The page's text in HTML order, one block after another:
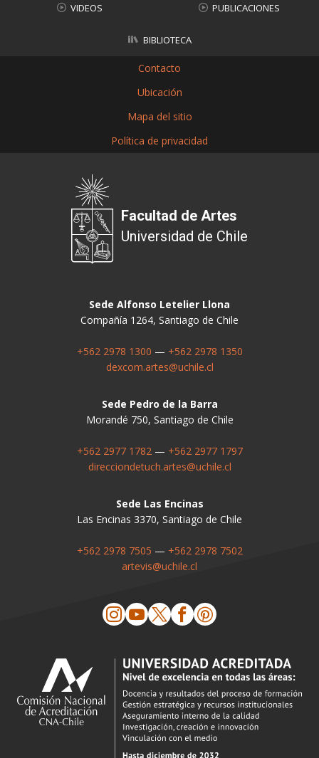
VIDEOS PUBLICACIONES
BIBLIOTECA
Contacto
Ubicación
Mapa del sitio
Política de privacidad
Facultad de Artes
Universidad de Chile
Sede Alfonso Letelier Llona
Compañía 1264, Santiago de Chile
+562 2978 1300 — +562 2978 1350
dexcom.artes@uchile.cl
Sede Pedro de la Barra
Morandé 750, Santiago de Chile
+562 2977 1782— +562 2977 1797
direcciondetuch.artes@uchile.cl
Sede Las Encinas
Las Encinas 3370, Santiago de Chile
+562 2978 7505 — +562 2978 7502
artevis@uchile.cl